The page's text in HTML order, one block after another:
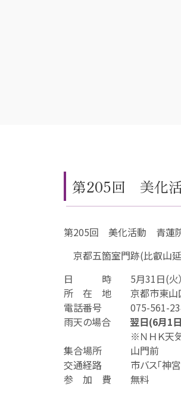
第205回 美化
第205回 美化活動 青蓮
京都五箇室門跡(比叡山延
日 時 5月31日(火）
所 在 地 京都市東山区
電話番号 075-561-
雨天の場合 翌日(6月1日
※ＮＨＫ天気予報午
集合場所 山門前
交通経路 市バス「神宮道
参 加 費 無料